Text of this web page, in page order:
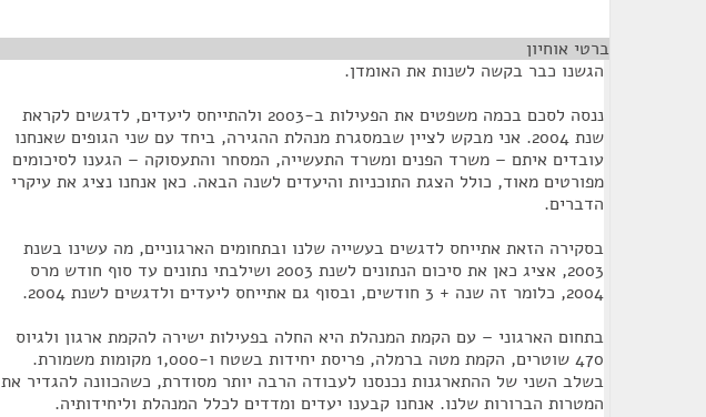
ברטי אוחיון
הגשנו כבר בקשה לשנות את האומדן.
ננסה לסכם בכמה משפטים את הפעילות ב-2003 ולהתייחס ליעדים, לדגשים לקראת
שנת 2004. אני מבקש לציין שבמסגרת מנהלת ההגירה, ביחד עם שני הגופים שאנחנו
עובדים איתם – משרד הפנים ומשרד התעשייה, המסחר והתעסוקה – הגענו לסיכומים
מפורטים מאוד, כולל הצגת התוכניות והיעדים לשנה הבאה. כאן אנחנו נציג את עיקרי
הדברים.
בסקירה הזאת אתייחס לדגשים בעשייה שלנו ובתחומים הארגוניים, מה עשינו בשנת
2003, אציג כאן את סיכום הנתונים לשנת 2003 ושילבתי נתונים עד סוף חודש מרס
2004, כלומר זה שנה + 3 חודשים, ובסוף גם אתייחס ליעדים ולדגשים לשנת 2004.
בתחום הארגוני – עם הקמת המנהלת היא החלה בפעילות ישירה להקמת ארגון ולגיוס
470 שוטרים, הקמת מטה ברמלה, פריסת יחידות בשטח ו-1,000 מקומות משמורת.
בשלב השני של ההתארגנות נכנסנו לעבודה הרבה יותר מסודרת, כשהכוונה להגדיר את
המטרות הברורות שלנו. אנחנו קבענו יעדים ומדדים לכלל המנהלת וליחידותיה.